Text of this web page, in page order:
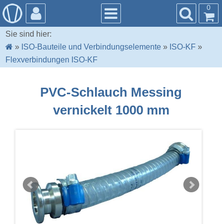
0
Sie sind hier:
» ISO-Bauteile und Verbindungselemente » ISO-KF »
Flexverbindungen ISO-KF
PVC-Schlauch Messing
vernickelt 1000 mm